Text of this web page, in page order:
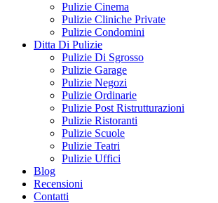
Pulizie Cinema
Pulizie Cliniche Private
Pulizie Condomini
Ditta Di Pulizie
Pulizie Di Sgrosso
Pulizie Garage
Pulizie Negozi
Pulizie Ordinarie
Pulizie Post Ristrutturazioni
Pulizie Ristoranti
Pulizie Scuole
Pulizie Teatri
Pulizie Uffici
Blog
Recensioni
Contatti